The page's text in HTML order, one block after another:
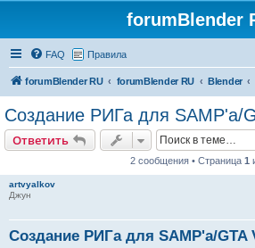
forumBlender
FAQ Правила
forumBlender RU forumBlender RU Blender
Создание РИГа для SAMP'a/
Ответить
2 сообщения • Страница 1
artvyalkov
Джун
Создание РИГа для SAMP'a/GTA